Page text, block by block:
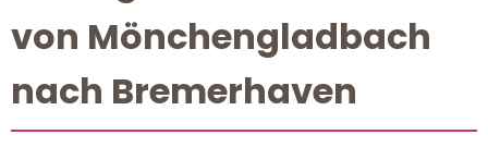
von Mönchengladbach
nach Bremerhaven